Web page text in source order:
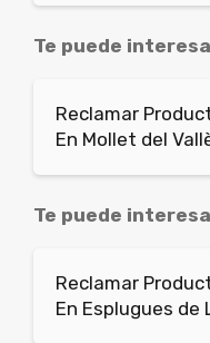
Te puede
Reclamar
En Mollet del
Te puede
Reclamar
En Esplugues de